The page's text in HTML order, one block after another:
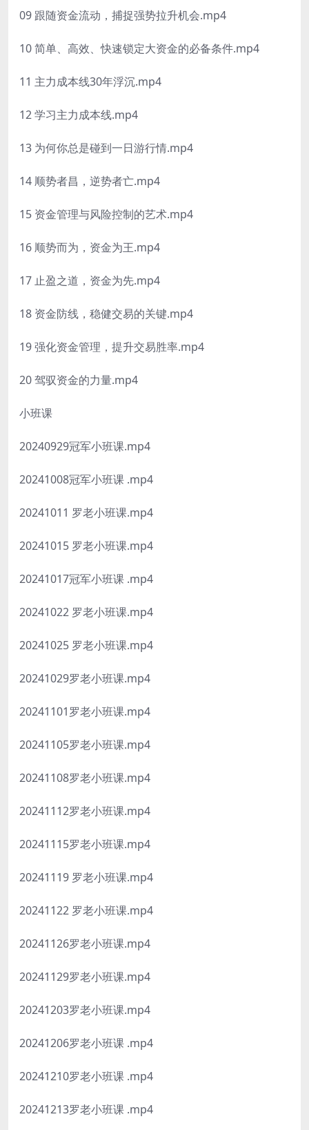
09 跟随资金流动，捕捉强势拉升机会.mp4
10 简单、高效、快速锁定大资金的必备条件.mp4
11 主力成本线30年浮沉.mp4
12 学习主力成本线.mp4
13 为何你总是碰到一日游行情.mp4
14 顺势者昌，逆势者亡.mp4
15 资金管理与风险控制的艺术.mp4
16 顺势而为，资金为王.mp4
17 止盈之道，资金为先.mp4
18 资金防线，稳健交易的关键.mp4
19 强化资金管理，提升交易胜率.mp4
20 驾驭资金的力量.mp4
小班课
20240929冠军小班课.mp4
20241008冠军小班课 .mp4
20241011 罗老小班课.mp4
20241015 罗老小班课.mp4
20241017冠军小班课 .mp4
20241022 罗老小班课.mp4
20241025 罗老小班课.mp4
20241029罗老小班课.mp4
20241101罗老小班课.mp4
20241105罗老小班课.mp4
20241108罗老小班课.mp4
20241112罗老小班课.mp4
20241115罗老小班课.mp4
20241119 罗老小班课.mp4
20241122 罗老小班课.mp4
20241126罗老小班课.mp4
20241129罗老小班课.mp4
20241203罗老小班课.mp4
20241206罗老小班课 .mp4
20241210罗老小班课 .mp4
20241213罗老小班课 .mp4